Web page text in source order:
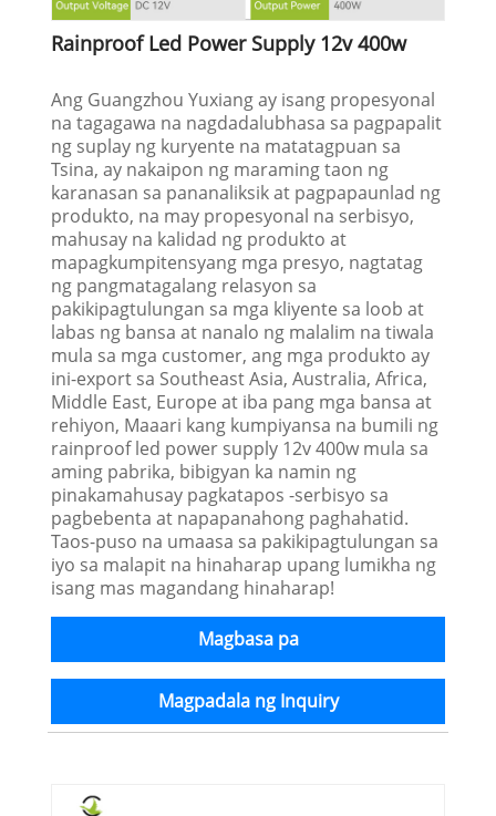
Rainproof Led Power Supply 12v 400w
Ang Guangzhou Yuxiang ay isang propesyonal
na tagagawa na nagdadalubhasa sa pagpapalit
ng suplay ng kuryente na matatagpuan sa
Tsina, ay nakaipon ng maraming taon ng
karanasan sa pananaliksik at pagpapaunlad ng
produkto, na may propesyonal na serbisyo,
mahusay na kalidad ng produkto at
mapagkumpitensyang mga presyo, nagtatag
ng pangmatagalang relasyon sa
pakikipagtulungan sa mga kliyente sa loob at
labas ng bansa at nanalo ng malalim na tiwala
mula sa mga customer, ang mga produkto ay
ini-export sa Southeast Asia, Australia, Africa,
Middle East, Europe at iba pang mga bansa at
rehiyon, Maaari kang kumpiyansa na bumili ng
rainproof led power supply 12v 400w mula sa
aming pabrika, bibigyan ka namin ng
pinakamahusay pagkatapos -serbisyo sa
pagbebenta at napapanahong paghahatid.
Taos-puso na umaasa sa pakikipagtulungan sa
iyo sa malapit na hinaharap upang lumikha ng
isang mas magandang hinaharap!
Magbasa pa
Magpadala ng Inquiry